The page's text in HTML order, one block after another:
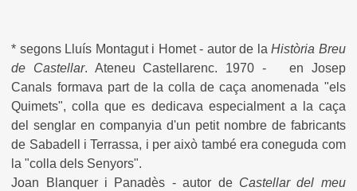
* segons Lluís Montagut i Homet - autor de laHistòria Breu
de Castellar. Ateneu Castellarenc. 1970 - en Josep
Canals formava part de la colla de caça anomenada "els
Quimets", colla que es dedicava especialment a la caça
del senglar en companyia d'un petit nombre de fabricants
de Sabadell i Terrassa, i per això també era coneguda com
la "colla dels Senyors".
Joan Blanquer i Panadès - autor de Castellar del meu